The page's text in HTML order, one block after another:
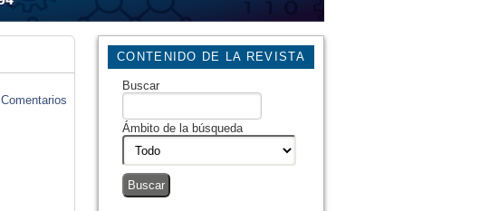
CONTENIDO DE LA REVISTA
Buscar
Ámbito de la búsqueda
Comentarios